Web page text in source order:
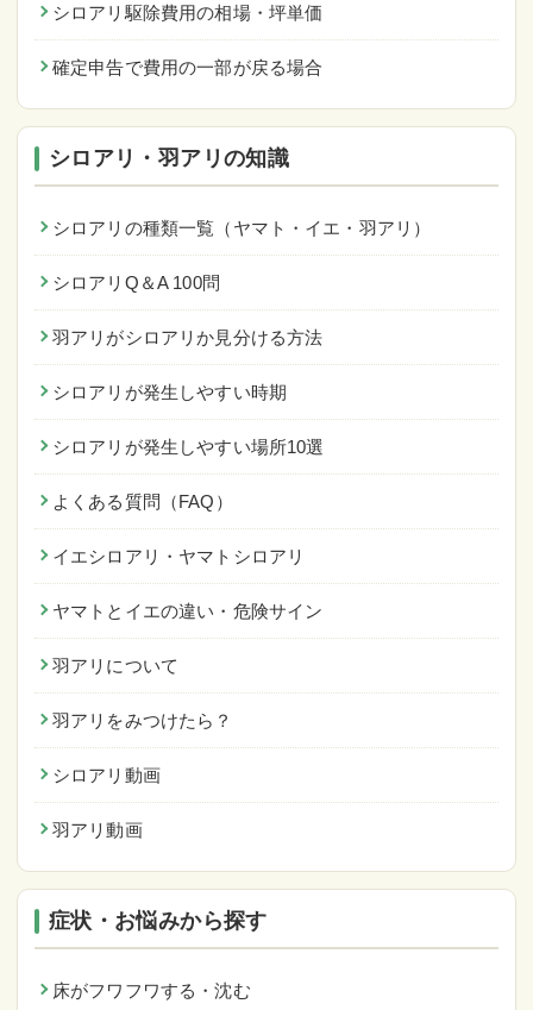
シロアリ駆除費用の相場・坪単価
確定申告で費用の一部が戻る場合
シロアリ・羽アリの知識
シロアリの種類一覧（ヤマト・イエ・羽アリ）
シロアリQ＆A 100問
羽アリがシロアリか見分ける方法
シロアリが発生しやすい時期
シロアリが発生しやすい場所10選
よくある質問（FAQ）
イエシロアリ・ヤマトシロアリ
ヤマトとイエの違い・危険サイン
羽アリについて
羽アリをみつけたら？
シロアリ動画
羽アリ動画
症状・お悩みから探す
床がフワフワする・沈む